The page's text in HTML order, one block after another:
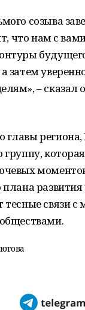
созыва
что нам с
затем
– сказал
региона,
группу,
плана
тесные связи